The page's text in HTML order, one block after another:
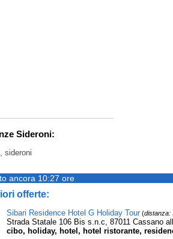
Sideroni:
sideroni
ancora 10:27 ore
offerte:
Sibari Residence Hotel G Holiday Tour(distanza:
Strada Statale 106 Bis s.n.c, 87011 Cassano
cibo, holiday, hotel, hotel ristorante,